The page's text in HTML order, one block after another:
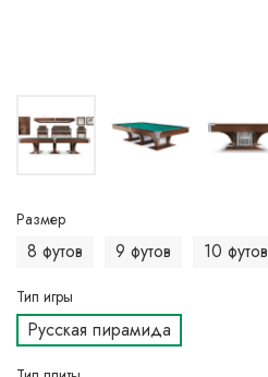
Размер
8 футов 9 футов 10 футов
Тип игры
Русская пирамида